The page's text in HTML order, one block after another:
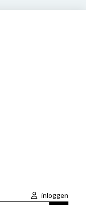
inloggen